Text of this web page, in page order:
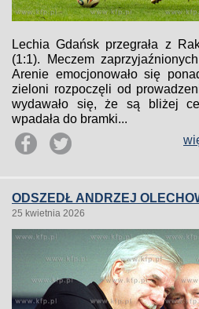
Lechia Gdańsk przegrała z
(1:1). Meczem
Arenie emocjonowało się
zieloni rozpoczęli od
wydawało się, że są bliżej
wpadała do bramki...
ODSZEDŁ ANDRZEJ
25 kwietnia 2026